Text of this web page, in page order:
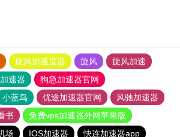
旋风加速度器 旋风
旋风加速
速器
狗急加速器官网
小蓝鸟 优途加速器官网
风驰加速器
书
免费vps加速器外网苹果版
场 IOS加速器 快连加速器app